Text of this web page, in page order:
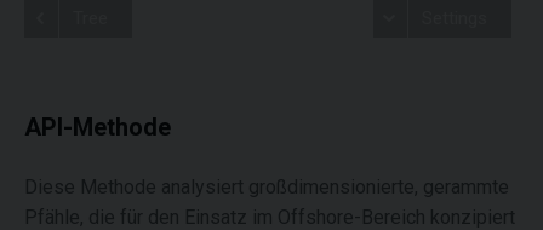
API-Methode
Diese Methode analysiert großdimensionierte, gerammte
Pfähle, die für den Einsatz im Offshore-Bereich konzipiert